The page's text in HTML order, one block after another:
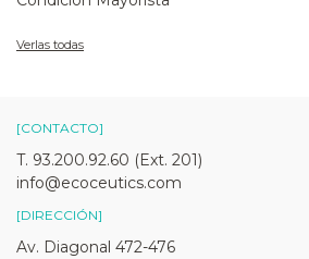
Verlas todas
[CONTACTO]
T. 93.200.92.60 (Ext. 201)
info@ecoceutics.com
[DIRECCIÓN]
Av. Diagonal 472-476